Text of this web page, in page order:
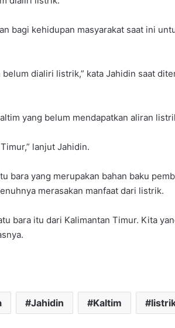
bagi kehidupan masyarakat saat ini
dialiri listrik,” kata Jahidin saat
yang belum mendapatkan aliran
lanjut Jahidin.
bara yang merupakan bahan baku
merasakan manfaat dari listrik.
bara itu dari Kalimantan Timur. Kita
Jahidin Kaltim